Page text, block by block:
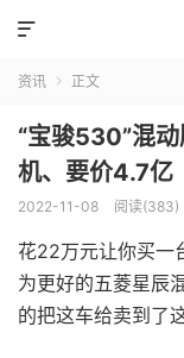

资讯  正文
“宝骏530”混
机、要价4.7亿
2022-11-08 阅读(383)
花22万元让你买一
为更好的五菱星辰
的把这车给卖到了